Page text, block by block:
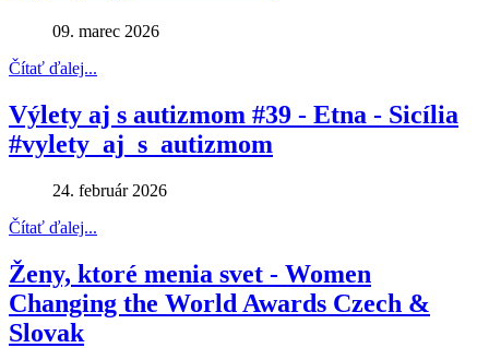
09. marec 2026
Čítať ďalej...
Výlety aj s autizmom #39 - Etna - Sicília
#vylety_aj_s_autizmom
24. február 2026
Čítať ďalej...
Ženy, ktoré menia svet - Women
Changing the World Awards Czech &
Slovak